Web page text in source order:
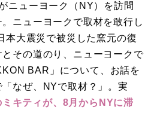
ニューヨーク（NY）を訪問
ニューヨークで取材を敢行し
本大震災で被災した窯元の復
その道のり、ニューヨークで
BAR」について、お話を
なぜ、NYで取材？」。実
キティが、8月からNYに滞